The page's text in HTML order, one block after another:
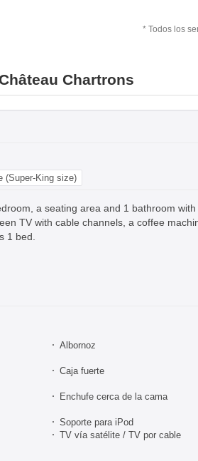
* Todos los
Chartrons
(Super-King size)
a seating area and 1 bathroom
TV with cable channels, a coffee
1 bed.
Albornoz
Caja fuerte
Enchufe cerca de la cama
Soporte para iPod
TV vía satélite / TV por cable